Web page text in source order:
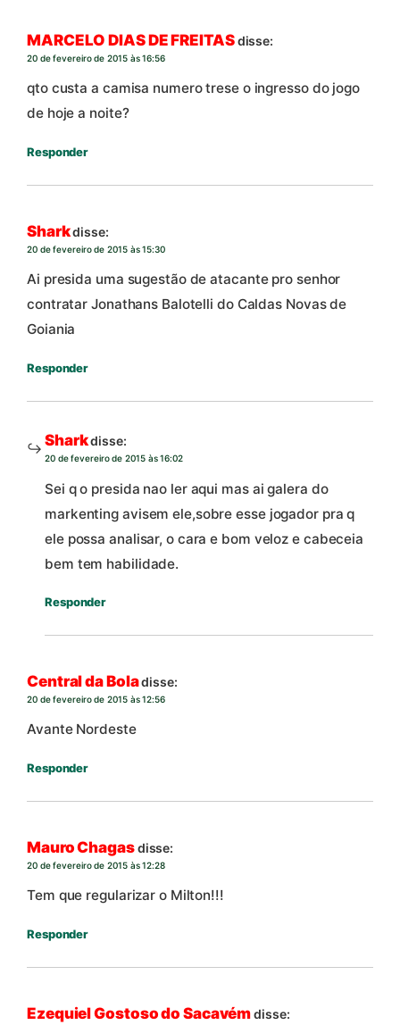
MARCELO DIAS DE FREITASdisse:
20 de fevereiro de 2015 às 16:56
qto custa a camisa numero trese o ingresso do jogo
de hoje a noite?
Responder
Sharkdisse:
20 de fevereiro de 2015 às 15:30
Ai presida uma sugestão de atacante pro senhor
contratar Jonathans Balotelli do Caldas Novas de
Goiania
Responder
Sharkdisse:
20 de fevereiro de 2015 às 16:02
Sei q o presida nao ler aqui mas ai galera do
markenting avisem ele,sobre esse jogador pra q
ele possa analisar, o cara e bom veloz e cabeceia
bem tem habilidade.
Responder
Central da Boladisse:
20 de fevereiro de 2015 às 12:56
Avante Nordeste
Responder
Mauro Chagasdisse:
20 de fevereiro de 2015 às 12:28
Tem que regularizar o Milton!!!
Responder
Ezequiel Gostoso do Sacavémdisse: